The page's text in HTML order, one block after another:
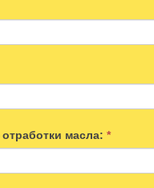
отработки масла:*